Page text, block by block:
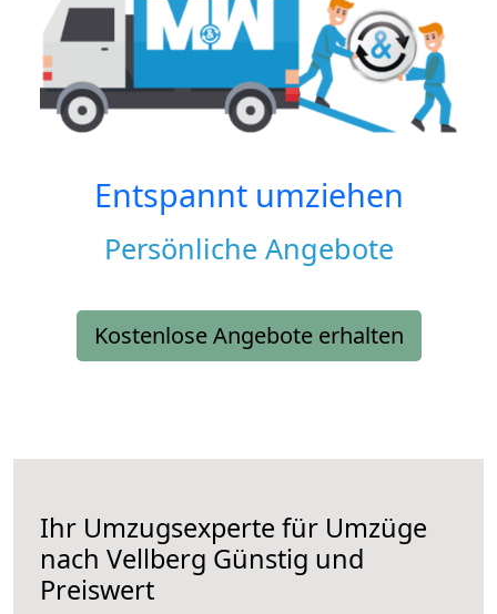
Entspannt umziehen
Persönliche Angebote
Kostenlose Angebote erhalten
Ihr Umzugsexperte für Umzüge
nach Vellberg Günstig und
Preiswert